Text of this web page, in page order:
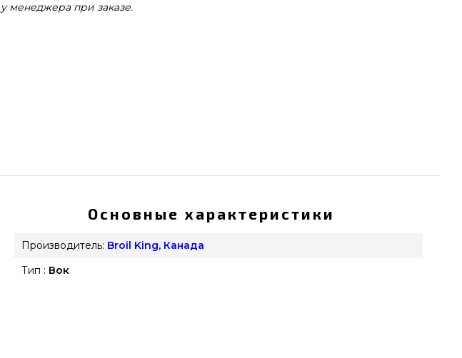
менеджера при заказе.
Основные характеристики
Производитель: Broil King, Канада
Тип : Вок